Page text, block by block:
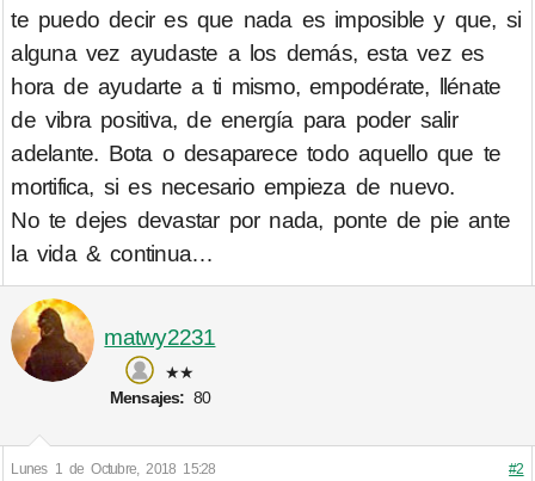
te puedo decir es que nada es imposible y que, si
alguna vez ayudaste a los demás, esta vez es
hora de ayudarte a ti mismo, empodérate, llénate
de vibra positiva, de energía para poder salir
adelante. Bota o desaparece todo aquello que te
mortifica, si es necesario empieza de nuevo.
No te dejes devastar por nada, ponte de pie ante
la vida & continua…
matwy2231
★★
Mensajes: 80
Lunes 1 de Octubre, 2018 15:28 #2